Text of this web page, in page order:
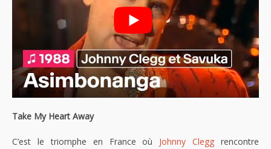
Take My Heart Away
C’est le triomphe en France où Johnny Clegg rencontre